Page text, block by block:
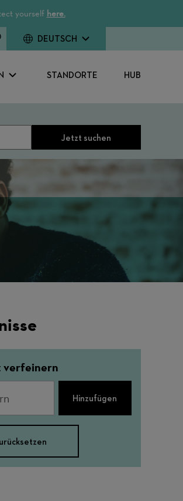
yourself here.
STANDORTE HUB
DEUTSCH
Jetzt suchen
verfeinern
Hinzufügen